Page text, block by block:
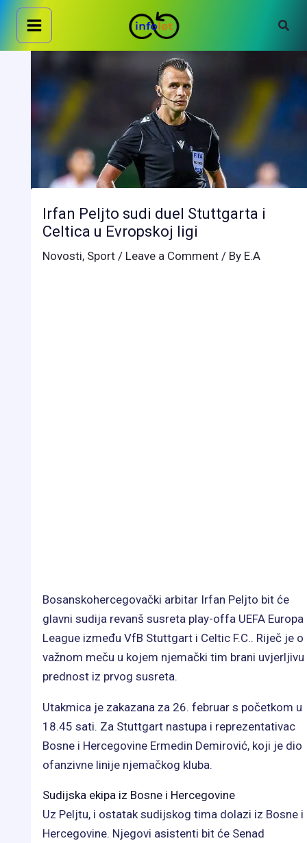
Skip
content
Irfan Peljto sudi duel Stuttgarta i
Celtica u Evropskoj ligi
Novosti, Sport / Leave a Comment / By E.A
Bosanskohercegovački arbitar Irfan Peljto bit će
glavni sudija revanš susreta play-offa UEFA Europa
League između VfB Stuttgart i Celtic F.C.. Riječ je o
važnom meču u kojem njemački tim brani uvjerljivu
prednost iz prvog susreta.
Utakmica je zakazana za 26. februar s početkom u
18.45 sati. Za Stuttgart nastupa i reprezentativac
Bosne i Hercegovine Ermedin Demirović, koji je dio
ofanzivne linije njemačkog kluba.
Sudijska ekipa iz Bosne i Hercegovine
Uz Peljtu, i ostatak sudijskog tima dolazi iz Bosne i
Hercegovine. Njegovi asistenti bit će Senad